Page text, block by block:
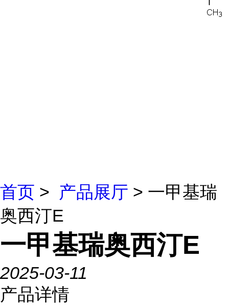
首页 > 产品展厅 > 一甲基瑞
奥西汀E
一甲基瑞奥西汀E
2025-03-11
产品详情